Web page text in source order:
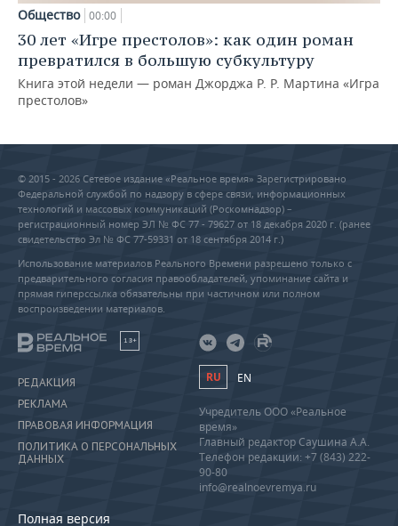
Общество 00:00
30 лет «Игре престолов»: как один роман
превратился в большую субкультуру
Книга этой недели — роман Джорджа Р. Р. Мартина «Игра
престолов»
© 2015 - 2026 Сетевое издание «Реальное время» Зарегистрировано
Федеральной службой по надзору в сфере связи, информационных
технологий и массовых коммуникаций (Роскомнадзор) –
регистрационный номер ЭЛ № ФС 77 - 79627 от 18 декабря 2020 г. (ранее
свидетельство Эл № ФС 77-59331 от 18 сентября 2014 г.)
Использование материалов Реального Времени разрешено только с
предварительного согласия правообладателей, упоминание сайта и
прямая гиперссылка обязательны при частичном или полном
воспроизведении материалов.
18+
РЕДАКЦИЯ
РЕКЛАМА
ПРАВОВАЯ ИНФОРМАЦИЯ
ПОЛИТИКА О ПЕРСОНАЛЬНЫХ
ДАННЫХ
Полная версия
RU EN
Учредитель ООО «Реальное
время»
Главный редактор Саушина А.А.
Телефон редакции: +7 (843) 222-
90-80
info@realnoevremya.ru